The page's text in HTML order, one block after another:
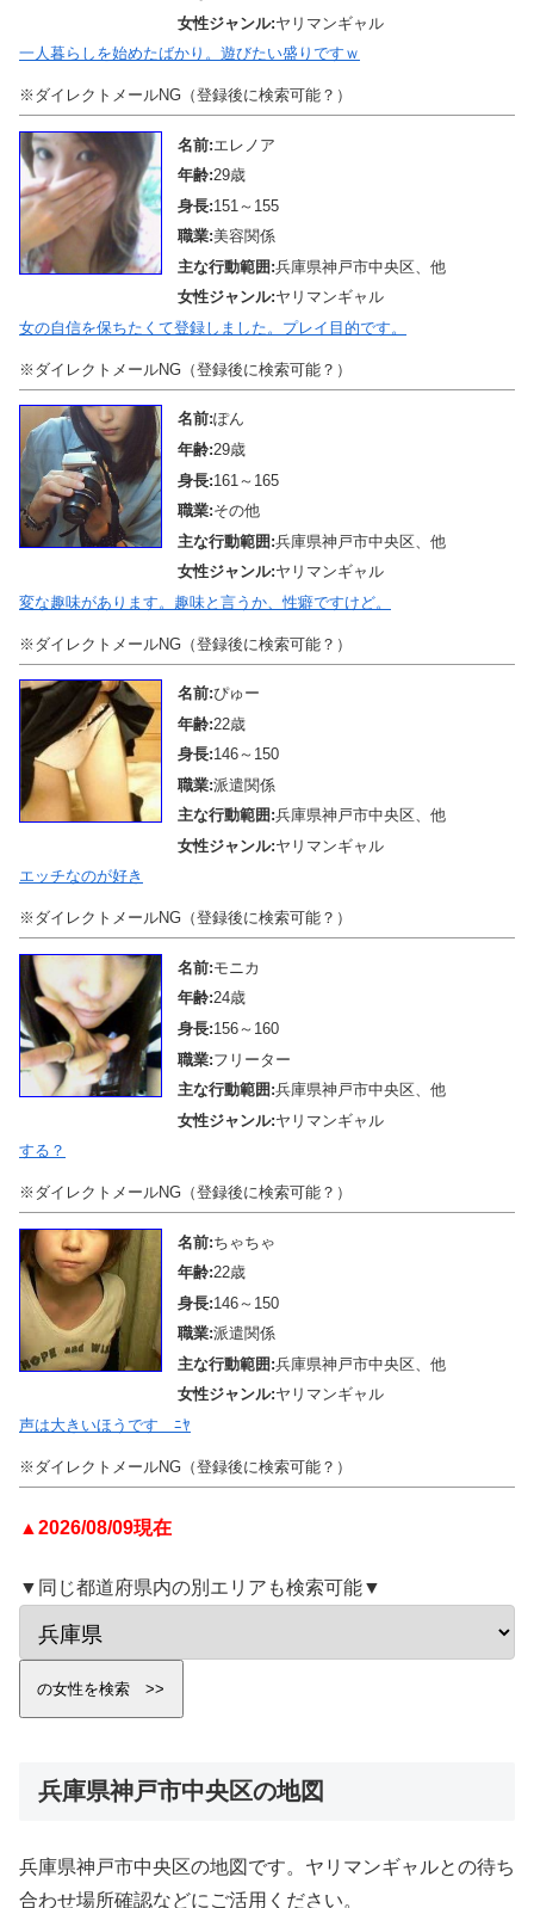
女性ジャンル:ヤリマンギャル
一人暮らしを始めたばかり。遊びたい盛りですｗ
※ダイレクトメールNG（登録後に検索可能？）
名前:エレノア
年齢:29歳
身長:151～155
職業:美容関係
主な行動範囲:兵庫県神戸市中央区、他
女性ジャンル:ヤリマンギャル
女の自信を保ちたくて登録しました。プレイ目的です。
※ダイレクトメールNG（登録後に検索可能？）
名前:ぽん
年齢:29歳
身長:161～165
職業:その他
主な行動範囲:兵庫県神戸市中央区、他
女性ジャンル:ヤリマンギャル
変な趣味があります。趣味と言うか、性癖ですけど。
※ダイレクトメールNG（登録後に検索可能？）
名前:ぴゅー
年齢:22歳
身長:146～150
職業:派遣関係
主な行動範囲:兵庫県神戸市中央区、他
女性ジャンル:ヤリマンギャル
エッチなのが好き
※ダイレクトメールNG（登録後に検索可能？）
名前:モニカ
年齢:24歳
身長:156～160
職業:フリーター
主な行動範囲:兵庫県神戸市中央区、他
女性ジャンル:ヤリマンギャル
する？
※ダイレクトメールNG（登録後に検索可能？）
名前:ちゃちゃ
年齢:22歳
身長:146～150
職業:派遣関係
主な行動範囲:兵庫県神戸市中央区、他
女性ジャンル:ヤリマンギャル
声は大きいほうです ﾆﾔ
※ダイレクトメールNG（登録後に検索可能？）
▲2026/08/09現在
▼同じ都道府県内の別エリアも検索可能▼
兵庫県神戸市中央区の地図
兵庫県神戸市中央区の地図です。ヤリマンギャルとの待ち
合わせ場所確認などにご活用ください。